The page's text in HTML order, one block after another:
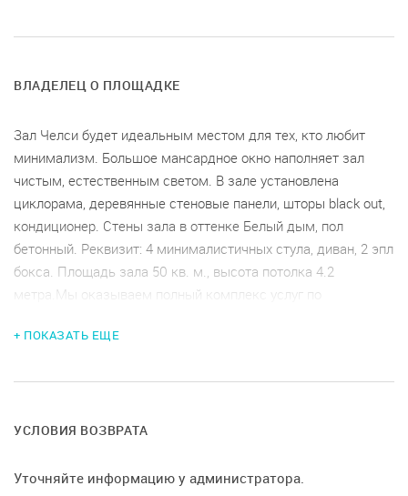
ВЛАДЕЛЕЦ О ПЛОЩАДКЕ
Зал Челси будет идеальным местом для тех, кто любит
минимализм. Большое мансардное окно наполняет зал
чистым, естественным светом. В зале установлена
циклорама, деревянные стеновые панели, шторы black out,
кондиционер. Стены зала в оттенке Белый дым, пол
бетонный. Реквизит: 4 минималистичных стула, диван, 2 эпл
бокса. Площадь зала 50 кв. м., высота потолка 4.2
метра.Мы оказываем полный комплекс услуг по
клиентов. Бронирование залов доступно как с сервировкой
(посудой) оплачивается технический час - 1500 р., уборка -
Наша студия находится в ТК Шкиперский Молл:
• современное, чистое и просторное пространство
+ ПОКАЗАТЬ ЕЩЕ
УСЛОВИЯ ВОЗВРАТА
Уточняйте информацию у администратора.